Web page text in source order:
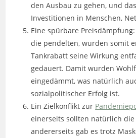
den Ausbau zu gehen, und
Investitionen in Menschen,
Eine spürbare
die pendelten, wurden somit
Tankrabatt seine Wirkung
gedauert. Damit wurden
eingedämmt, was natürlich
sozialpolitischer Erfolg ist.
Ein Zielkonflikt zur
einerseits sollten natürlich die
andererseits gab es trotz